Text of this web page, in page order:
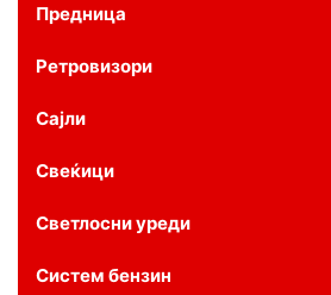
Предница
Ретровизори
Сајли
Свеќици
Светлосни уреди
Систем бензин